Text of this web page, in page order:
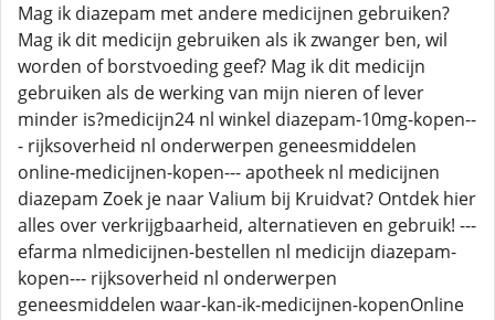
Mag ik diazepam met andere medicijnen gebruiken?
Mag ik dit medicijn gebruiken als ik zwanger ben, wil
worden of borstvoeding geef? Mag ik dit medicijn
gebruiken als de werking van mijn nieren of lever
minder is?medicijn24 nl winkel diazepam-10mg-kopen--
- rijksoverheid nl onderwerpen geneesmiddelen
online-medicijnen-kopen--- apotheek nl medicijnen
diazepam Zoek je naar Valium bij Kruidvat? Ontdek hier
alles over verkrijgbaarheid, alternatieven en gebruik! ---
efarma nlmedicijnen-bestellen nl medicijn diazepam-
kopen--- rijksoverheid nl onderwerpen
geneesmiddelen waar-kan-ik-medicijnen-kopenOnline